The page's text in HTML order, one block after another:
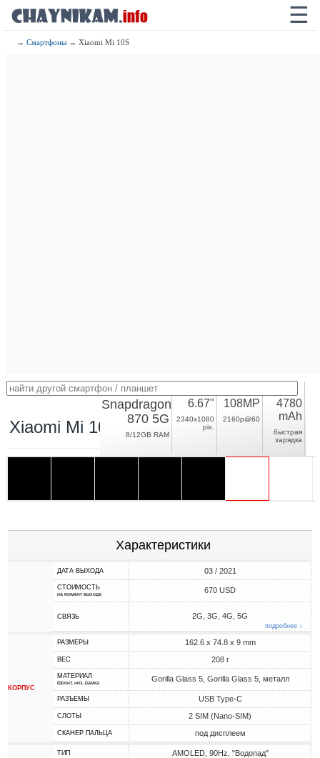
☰
→Смартфоны → Xiaomi Mi 10S
Xiaomi Mi 10S
Snapdragon
870 5G
8/12GB RAM
6.67"
2340x1080
pix.
108MP
2160p@60
4780
mAh
быстрая
зарядка
Характеристики
ДАТА ВЫХОДА 03 / 2021
СТОИМОСТЬ
на момент выхода 670 USD
СВЯЗЬ 2G, 3G, 4G, 5G
подробнее ↓
КОРПУС
РАЗМЕРЫ 162.6 x 74.8 x 9 mm
ВЕС 208 г
МАТЕРИАЛ
фронт, низ, рамка Gorilla Glass 5, Gorilla Glass 5, металл
РАЗЪЕМЫ USB Type-C
СЛОТЫ 2 SIM (Nano-SIM)
СКАНЕР ПАЛЬЦА под дисплеем
ТИП AMOLED, 90Hz, "Водопад"